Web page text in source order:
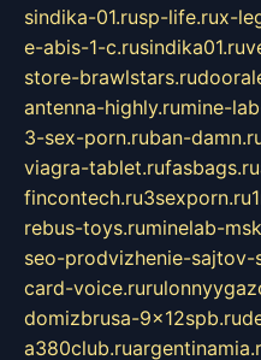
sindika-01.rusp-life.rux-
e-abis-1-c.rusindika01.ru
store-brawlstars.ru
antenna-highly.rumine-
3-sex-porn.ruban-
viagra-tablet.rufasbags.ru
fincontech.ru3sexporn.ru
rebus-toys.ruminelab-
seo-prodvizhenie-
card-voice.ru
domizbrusa-9x12spb.ru
a380club.ru